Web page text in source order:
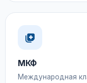
МКФ
Международная